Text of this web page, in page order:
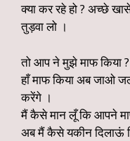
क्या कर रहे हो ? अच्छे
तुड़वा लो ।
तो आप ने मुझे माफ किया ?
हाँ माफ किया अब जाओ
करेंगे ।
मैं कैसे मान लूँ कि आपने
अब मैं कैसे यकीन दिलाऊं